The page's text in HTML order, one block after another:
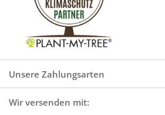
Unsere Zahlungsarten
Wir versenden mit: